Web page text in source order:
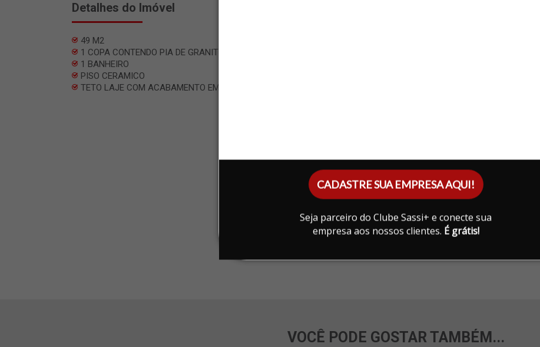
CADASTRE SUA EMPRESA AQUI!
Seja parceiro do Clube Sassi+ e conecte sua
empresa aos nossos clientes. É grátis!
Detalhes do Imóvel
49 M2
1 COPA CONTENDO PIA DE GRANITO E ARMARIO
1 BANHEIRO
PISO CERAMICO
TETO LAJE COM ACABAMENTO EM GESSO
VOCÊ PODE GOSTAR TAMBÉM...